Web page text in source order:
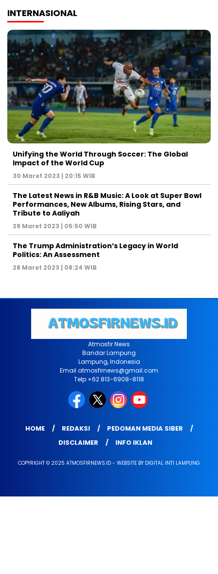
INTERNASIONAL
Unifying the World Through Soccer: The Global
Impact of the World Cup
30 Maret 2023 | 20:15 WIB
The Latest News in R&B Music: A Look at Super Bowl
Performances, New Albums, Rising Stars, and
Tribute to Aaliyah
29 Maret 2023 | 05:50 WIB
The Trump Administration’s Legacy in World
Politics: An Assessment
28 Maret 2023 | 08:24 WIB
Atmosfir News
Bandar Lampung
Lampung, Indonesia
Email atmosfirnews@gmail.com
Telp +62 813-6908-8118
HOME REDAKSI
PEDOMAN MEDIA SIBER
DISCLAIMER
INFO IKLAN
COPYRIGHT © 2025 ATMOSFIRNEWS.ID - WEBSITE BY DIGITAL INTI LAMPUNG